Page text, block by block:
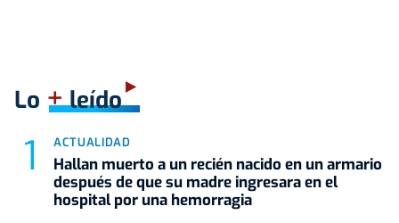
Lo +leído
ACTUALIDAD
Hallan muerto a un recién nacido en un armario
después de que su madre ingresara en el
hospital por una hemorragia